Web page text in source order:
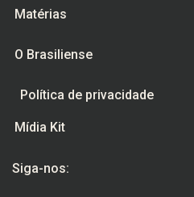
Matérias
O Brasiliense
Política de privacidade
Mídia Kit
Siga-nos: